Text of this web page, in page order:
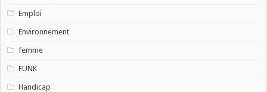
Emploi
Environnement
femme
FUNK
Handicap